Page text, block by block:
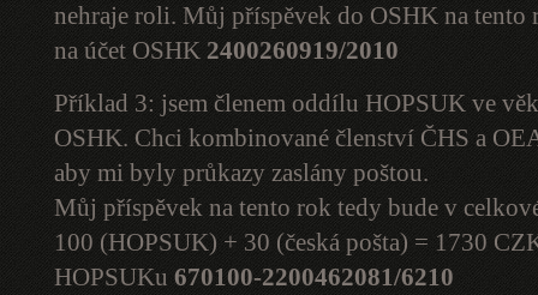
nehraje roli. Můj příspěvek do OSHK na tento
na účet OSHK 2400260919/2010
Příklad 3: jsem členem oddílu HOPSUK ve
OSHK. Chci kombinované členství ČHS a
aby mi byly průkazy zaslány poštou.
Můj příspěvek na tento rok tedy bude v
100 (HOPSUK) + 30 (česká pošta) = 1730
HOPSUKu 670100-2200462081/6210